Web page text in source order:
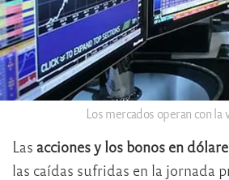
Los mercados operan con
Las acciones y los bonos en
las caídas sufridas en la jornada